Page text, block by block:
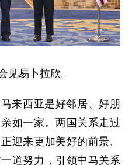
见易卜拉欣。
来西亚是好邻居、好朋
如一家。两国关系走过
迎来更加美好的前景。
道努力，引领中马关系